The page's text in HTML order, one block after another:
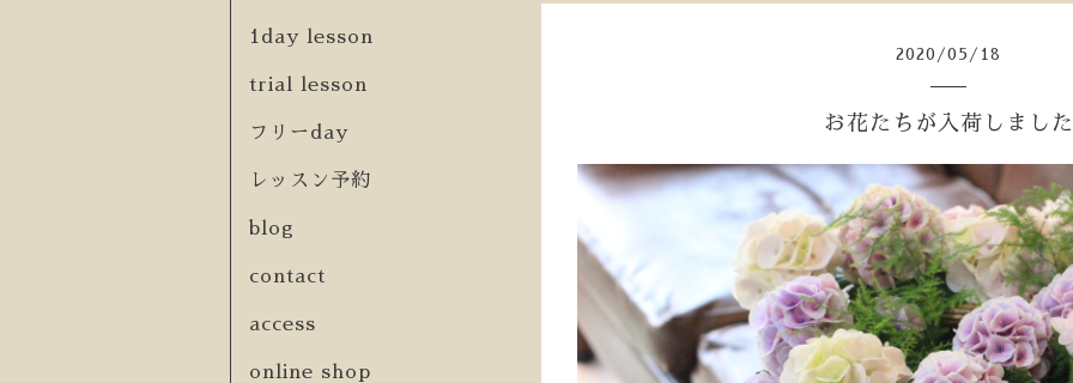
1day lesson
trial lesson
フリーday
レッスン予約
blog
contact
access
online shop
2020 /05 / 18
お花たちが入荷しました